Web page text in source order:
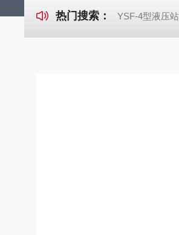
热门搜索： YSF-4型液压